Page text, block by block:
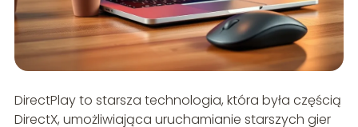
DirectPlay to starsza technologia, która była częścią
DirectX, umożliwiająca uruchamianie starszych gier